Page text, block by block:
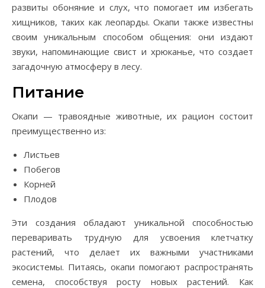
развиты обоняние и слух, что помогает им избегать
хищников, таких как леопарды. Окапи также известны
своим уникальным способом общения: они издают
звуки, напоминающие свист и хрюканье, что создает
загадочную атмосферу в лесу.
Питание
Окапи — травоядные животные, их рацион состоит
преимущественно из:
Листьев
Побегов
Корней
Плодов
Эти создания обладают уникальной способностью
переваривать трудную для усвоения клетчатку
растений, что делает их важными участниками
экосистемы. Питаясь, окапи помогают распространять
семена, способствуя росту новых растений. Как